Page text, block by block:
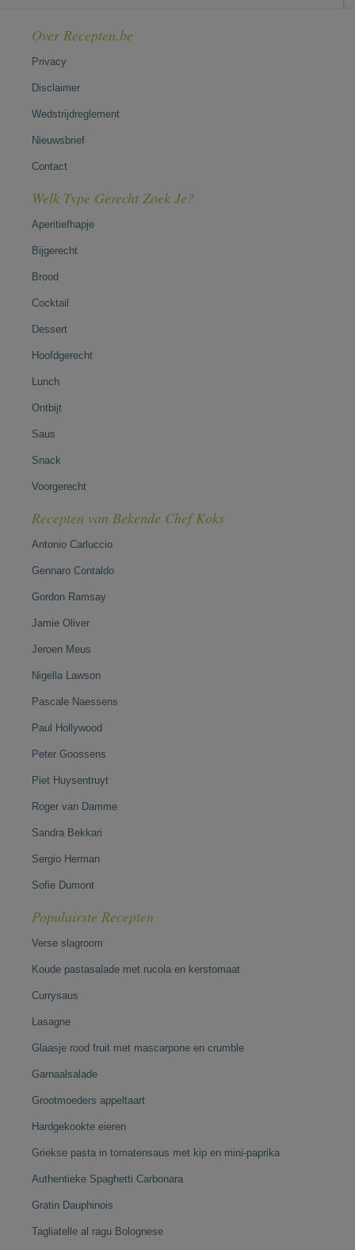
Over Recepten.be
Privacy
Disclaimer
Wedstrijdreglement
Nieuwsbrief
Contact
Welk Type Gerecht Zoek Je?
Aperitiefhapje
Bijgerecht
Brood
Cocktail
Dessert
Hoofdgerecht
Lunch
Ontbijt
Saus
Snack
Voorgerecht
Recepten van Bekende Chef Koks
Antonio Carluccio
Gennaro Contaldo
Gordon Ramsay
Jamie Oliver
Jeroen Meus
Nigella Lawson
Pascale Naessens
Paul Hollywood
Peter Goossens
Piet Huysentruyt
Roger van Damme
Sandra Bekkari
Sergio Herman
Sofie Dumont
Populairste Recepten
Verse slagroom
Koude pastasalade met rucola en kerstomaat
Currysaus
Lasagne
Glaasje rood fruit met mascarpone en crumble
Garnaalsalade
Grootmoeders appeltaart
Hardgekookte eieren
Griekse pasta in tomatensaus met kip en mini-paprika
Authentieke Spaghetti Carbonara
Gratin Dauphinois
Tagliatelle al ragu Bolognese